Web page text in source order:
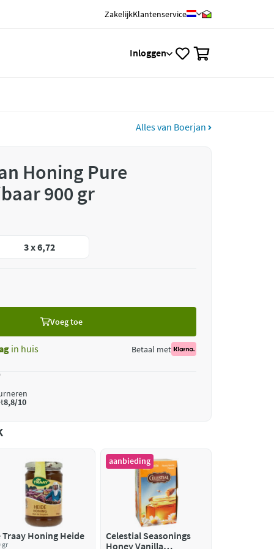
ZakelijkKlantenservice
Inloggen
Alles van Boerjan
Honing Pure
900 gr
3 x 6,72
Voeg toe
in huis Betaal met
8,8/10
Traay Honing Heide
gr
aanbieding
Celestial Seasonings
Honey Vanilla